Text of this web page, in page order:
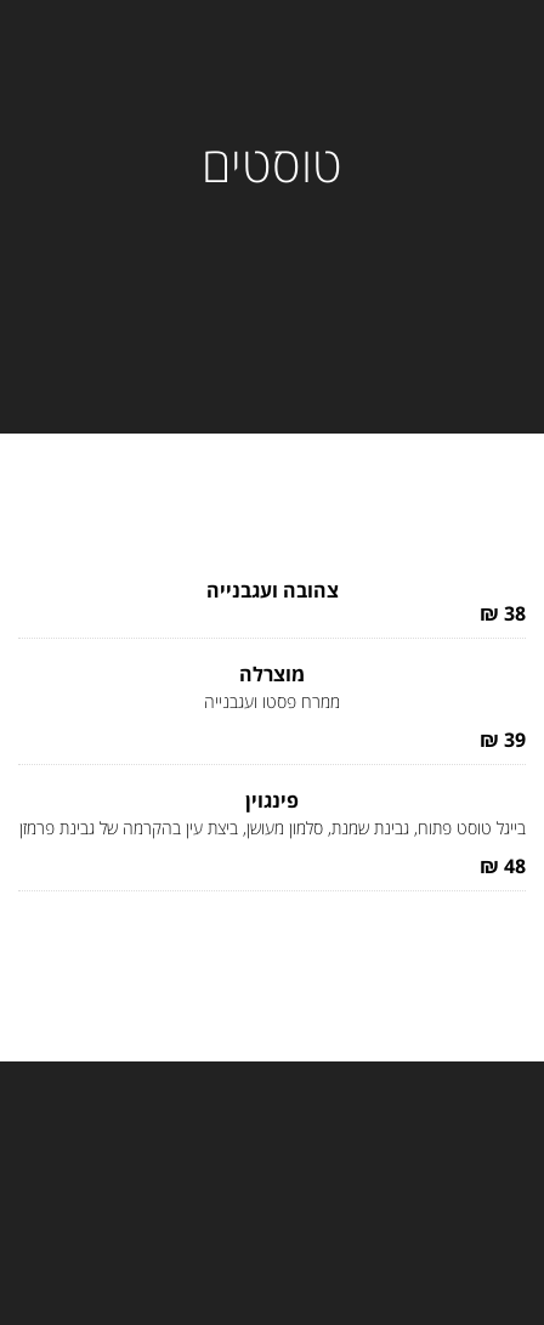
טוסטים
צהובה ועגבנייה
38 ₪
מוצרלה
ממרח פסטו ועגבנייה
39 ₪
פינגוין
בייגל טוסט פתוח, גבינת שמנת, סלמון מעושן, ביצת עין בהקרמה של גבינת פרמזן
48 ₪